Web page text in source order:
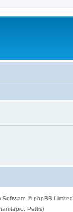
Software © phpBB Limited
Pettis)